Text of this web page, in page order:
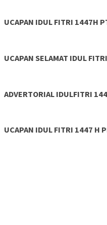
UCAPAN IDUL FITRI 1447H
UCAPAN SELAMAT IDUL
ADVERTORIAL IDULFITRI
UCAPAN IDUL FITRI 1447 H